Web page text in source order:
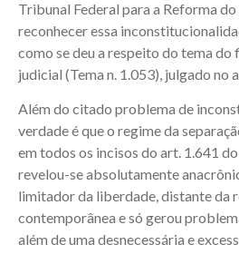
Tribunal Federal para a Reforma
reconhecer essa
como se deu a respeito do tema do
judicial (Tema n. 1.053), julgado no
Além do citado problema de
verdade é que o regime da
em todos os incisos do art. 1.641
revelou-se absolutamente
limitador da liberdade, distante da
contemporânea e só gerou
além de uma desnecessária e